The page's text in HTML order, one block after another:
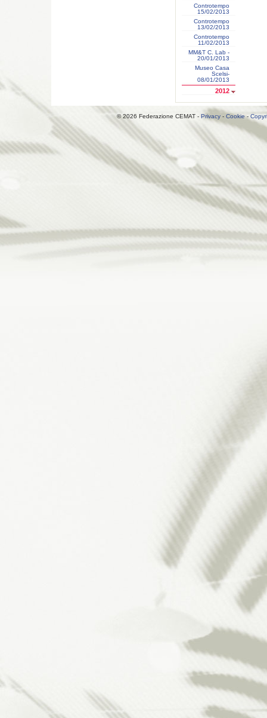
Controtempo
15/02/2013
Controtempo
13/02/2013
Controtempo
11/02/2013
MM&T C. Lab -
20/01/2013
Museo Casa
Scelsi-
08/01/2013
2012
© 2026 Federazione CEMAT - Privacy- Cookie-